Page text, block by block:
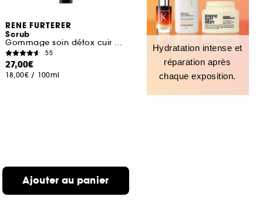
RENE FURTERER
Scrub
Gommage soin détox cuir chevelu
55
27,00€
18,00€ / 100ml
Ajouter au panier
Hydratation intense et
réparation après
chaque exposition.